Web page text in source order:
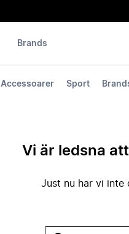
Accessoarer Sport
Brands
Vi är ledsna
Just nu har vi inte